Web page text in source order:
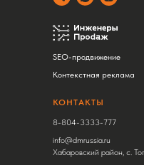
SEO-продвижение
Контекстная реклама
8-804-3333-777
info@dmrussia.ru
Хабаровский район, с.
КОНТАКТЫ